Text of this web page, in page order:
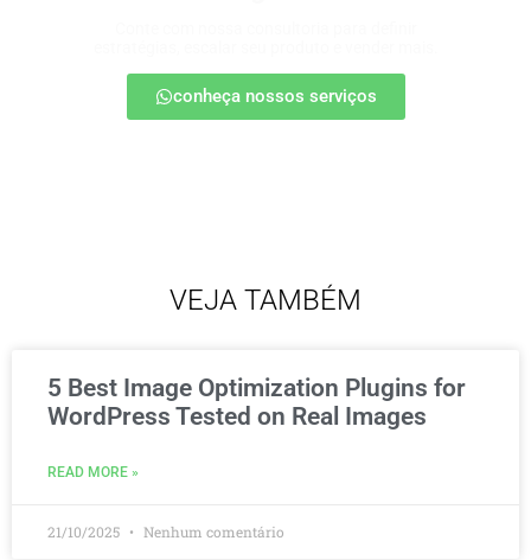
conheça nossos serviços
VEJA TAMBÉM
5 Best Image Optimization Plugins for
WordPress Tested on Real Images
READ MORE »
21/10/2025 Nenhum comentário